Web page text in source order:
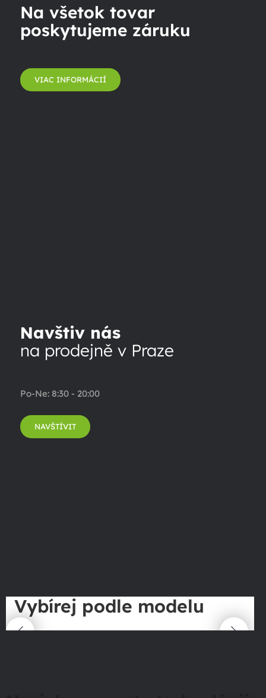
Na všetok tovar
poskytujeme záruku
VIAC INFORMÁCIÍ
Navštiv nás
na prodejně v Praze
Po-Ne: 8:30 - 20:00
NAVŠTÍVIT
Vybírej podle modelu